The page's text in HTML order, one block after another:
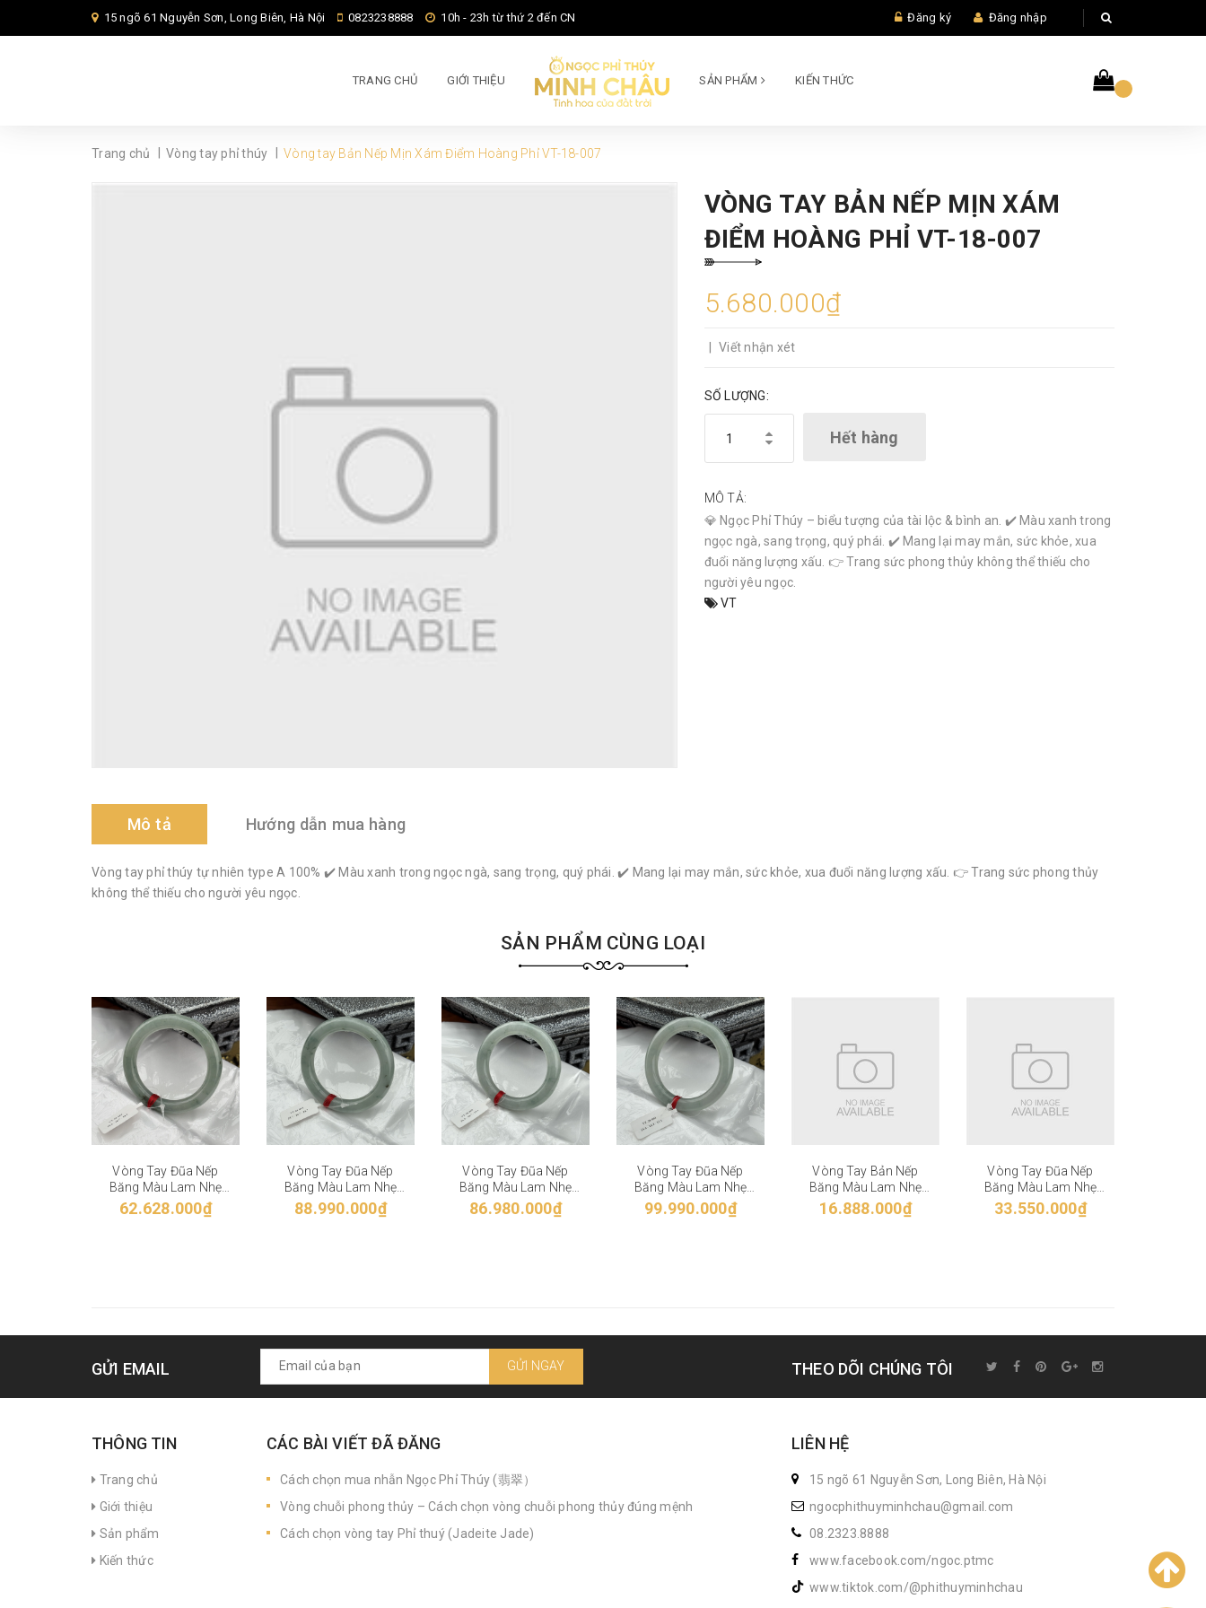
15 ngõ 61 Nguyễn Sơn, Long Biên, Hà Nội 0823238888 10h - 23h từ thứ 2 đến CN Đăng ký Đăng nhập
TRANG CHỦ GIỚI THIỆU SẢN PHẨM KIẾN THỨC
Trang chủ Vòng tay phỉ thúy Vòng tay Bản Nếp Mịn Xám Điểm Hoàng Phỉ VT-18-007
VÒNG TAY BẢN NẾP MỊN XÁM
ĐIỂM HOÀNG PHỈ VT-18-007
5.680.000₫
Viết nhận xét
SỐ LƯỢNG:
Hết hàng
MÔ TẢ:
💎 Ngọc Phỉ Thúy – biểu tượng của tài lộc & bình an. ✔️ Màu xanh trong
ngọc ngà, sang trọng, quý phái. ✔️ Mang lại may mắn, sức khỏe, xua
đuổi năng lượng xấu. 👉 Trang sức phong thủy không thể thiếu cho
người yêu ngọc.
VT
Mô tả Hướng dẫn mua hàng
Vòng tay phỉ thúy tự nhiên type A 100% ✔️ Màu xanh trong ngọc ngà, sang trọng, quý phái. ✔️ Mang lại may mắn, sức khỏe, xua đuổi năng lượng xấu. 👉 Trang sức phong thủy
không thể thiếu cho người yêu ngọc.
SẢN PHẨM CÙNG LOẠI
Vòng Tay Đũa Nếp
Băng Màu Lam Nhẹ
VT-28-004
62.628.000₫
Vòng Tay Đũa Nếp
Băng Màu Lam Nhẹ
VT-28-003
88.990.000₫
Vòng Tay Đũa Nếp
Băng Màu Lam Nhẹ
VT-28-002
86.980.000₫
Vòng Tay Đũa Nếp
Băng Màu Lam Nhẹ
VT-28-001
99.990.000₫
Vòng Tay Bản Nếp
Băng Màu Lam Nhẹ
VT-27-006
16.888.000₫
Vòng Tay Đũa Nếp
Băng Màu Lam Nhẹ
VT-27-005
33.550.000₫
GỬI EMAIL GỬI NGAY THEO DÕI CHÚNG TÔI
THÔNG TIN
Trang chủ
Giới thiệu
Sản phẩm
Kiến thức
CÁC BÀI VIẾT ĐÃ ĐĂNG
Cách chọn mua nhẫn Ngọc Phỉ Thúy (翡翠）
Vòng chuỗi phong thủy – Cách chọn vòng chuỗi phong thủy đúng mệnh
Cách chọn vòng tay Phỉ thuý (Jadeite Jade)
LIÊN HỆ
15 ngõ 61 Nguyễn Sơn, Long Biên, Hà Nội
ngocphithuyminhchau@gmail.com
08.2323.8888
www.facebook.com/ngoc.ptmc
www.tiktok.com/@phithuyminhchau